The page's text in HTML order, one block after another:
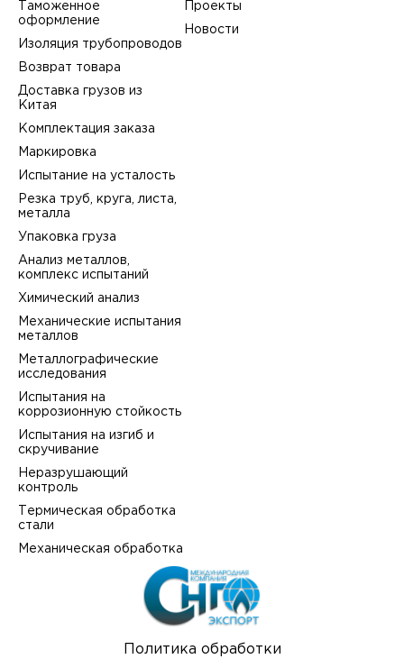
Политика обработки
Таможенное
оформление
Изоляция трубопроводов
Возврат товара
Доставка грузов из
Китая
Комплектация заказа
Маркировка
Испытание на усталость
Резка труб, круга, листа,
металла
Упаковка груза
Анализ металлов,
комплекс испытаний
Химический анализ
Механические испытания
металлов
Металлографические
исследования
Испытания на
коррозионную стойкость
Испытания на изгиб и
скручивание
Неразрушающий
контроль
Термическая обработка
стали
Механическая обработка
Проекты
Новости